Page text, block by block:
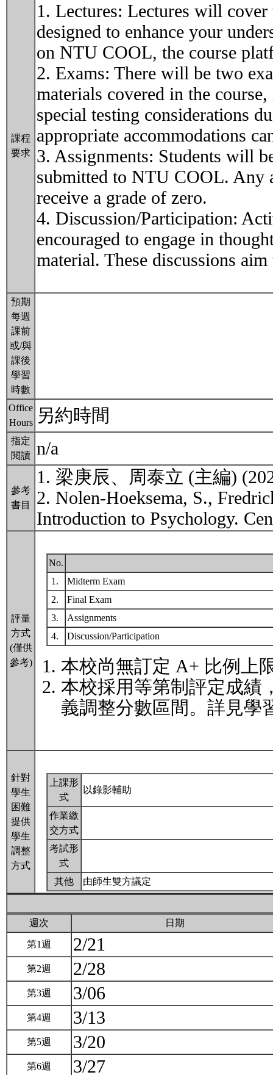
課程
要求
1. Lectures: Lectures will
designed to enhance your
on NTU COOL, the course
2. Exams: There will be two
materials covered in the
special testing considerations
appropriate accommodations
3. Assignments: Students will
submitted to NTU COOL. Any
receive a grade of zero.
4. Discussion/Participation:
encouraged to engage in
material. These discussions
預期
每週
課前
或/與
課後
學習
時數
Office
Hours
另約時間
指定
閱讀 n/a
參考
書目
1. 梁庚辰、周泰立 (主編)
2. Nolen-Hoeksema, S.,
Introduction to Psychology.
評量
方式
(僅供
參考)
No.
1.
Midterm Exam
2.
Final Exam
3.
Assignments
4.
Discussion/Participation
本校尚無訂定 A+ 比例上
本校採用等第制評定成績
義調整分數區間。詳見學
針對
學生
困難
提供
學生
調整
方式
上課形
式
以錄影輔助
作業繳
交方式
考試形
式
其他
由師生雙方議定
週次 日期
第1週 2/21
第2週 2/28
第3週 3/06
第4週 3/13
第5週 3/20
第6週 3/27